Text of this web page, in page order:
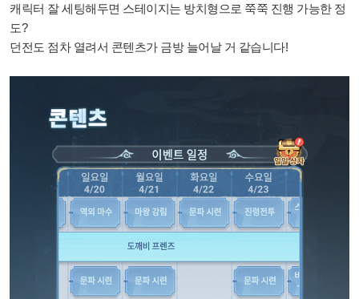
캐릭터 잘 세팅해두면 스테이지는 방치형으로 쭉쭉 진행 가능한 정
도?
던전도 점차 열려서 콘텐츠가 금방 늘어날 거 같습니다!